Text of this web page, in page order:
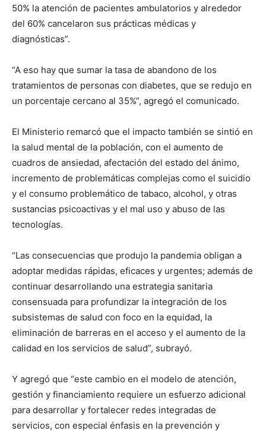
50% la atención de pacientes ambulatorios y alrededor
del 60% cancelaron sus prácticas médicas y
diagnósticas”.
“A eso hay que sumar la tasa de abandono de los
tratamientos de personas con diabetes, que se redujo en
un porcentaje cercano al 35%”, agregó el comunicado.
El Ministerio remarcó que el impacto también se sintió en
la salud mental de la población, con el aumento de
cuadros de ansiedad, afectación del estado del ánimo,
incremento de problemáticas complejas como el suicidio
y el consumo problemático de tabaco, alcohol, y otras
sustancias psicoactivas y el mal uso y abuso de las
tecnologías.
“Las consecuencias que produjo la pandemia obligan a
adoptar medidas rápidas, eficaces y urgentes; además de
continuar desarrollando una estrategia sanitaria
consensuada para profundizar la integración de los
subsistemas de salud con foco en la equidad, la
eliminación de barreras en el acceso y el aumento de la
calidad en los servicios de salud”, subrayó.
Y agregó que “este cambio en el modelo de atención,
gestión y financiamiento requiere un esfuerzo adicional
para desarrollar y fortalecer redes integradas de
servicios, con especial énfasis en la prevención y